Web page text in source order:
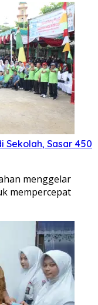
Sekolah, Sasar 450
menggelar
mempercepat